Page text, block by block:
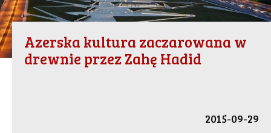
Azerska kultura zaczarowana w
drewnie przez Zahę Hadid
2015-09-29